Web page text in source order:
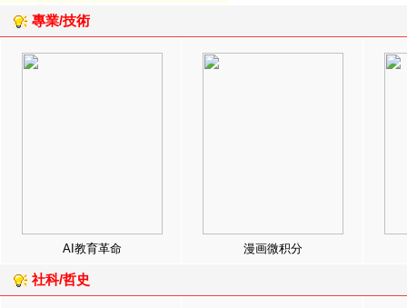
專業/技術
AI教育革命 漫画微积分
社科/哲史